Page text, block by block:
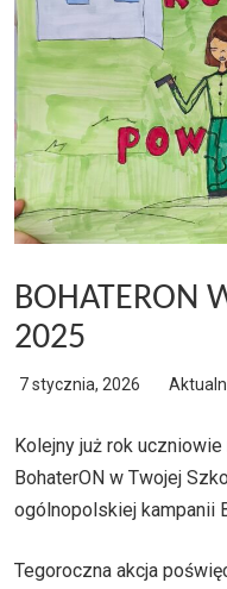
BOHATERON
2025
7 stycznia, 2026
Kolejny już rok
BohaterON w Twojej
ogólnopolskiej kampanii
Tegoroczna akcja